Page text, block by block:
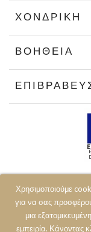
Χρησιμοποιούμε
για να σας
μια εξατομικευμένη
εμπειρία. Κάνοντας
ΧΟΝΔΡΙΚΉ
ΒΟΉΘΕΙΑ